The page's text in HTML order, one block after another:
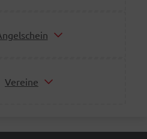
Vereine